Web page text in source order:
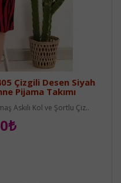
Çizgili Desen Siyah
Pijama Takımı
Askılı Kol ve Şortlu Çiz..